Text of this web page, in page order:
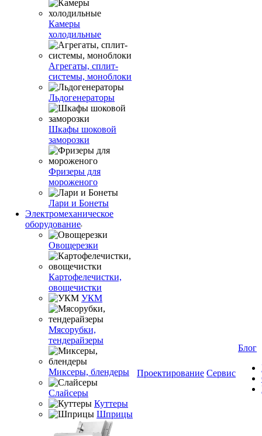
Камеры
холодильные
Агрегаты, сплит-
системы, моноблоки
Льдогенераторы
Шкафы шоковой
заморозки
Фризеры для
мороженого
Лари и Бонеты
Электромеханическое
оборудование
Овощерезки
Картофелечистки,
овощечистки
УКМ
Мясорубки,
тендерайзеры
Миксеры, блендеры
Слайсеры
Куттеры
Шприцы
Проектирование Сервис
Блог